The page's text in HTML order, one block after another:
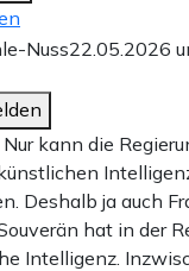
Nuss22.05.2026
kann die
Deshalb ja auch
hat in der
Intelligenz.